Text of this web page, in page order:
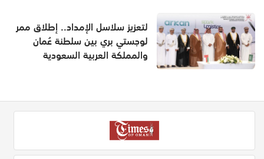
لتعزيز سلاسل الإمداد.. إطلاق ممر
لوجستي بري بين سلطنة عُمان
والمملكة العربية السعودية